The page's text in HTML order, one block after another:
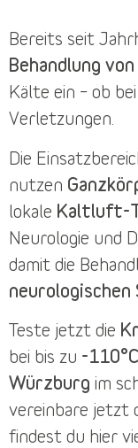
Bereits seit
Behandlung
Kälte ein – ob
Verletzungen.
Die
nutzen
lokale Kaltluft-
Neurologie und
damit die
Teste jetzt die
bei bis zu -110°C
Würzburg im
vereinbare jetzt
findest du hier